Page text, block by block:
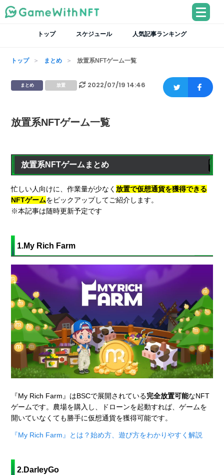
トップ スケジュール 人気記事ランキング
トップ まとめ 放置系NFTゲーム一覧
まとめ 放置 2022/07/19 14:46
放置系NFTゲーム一覧
放置系NFTゲームまとめ
忙しい人向けに、作業量が少なく放置で仮想通貨を獲得できる
NFTゲームをピックアップしてご紹介します。
※本記事は随時更新予定です
1.My Rich Farm
『My Rich Farm』はBSCで展開されている完全放置可能なNFT
ゲームです。農場を購入し、ドローンを起動すれば、ゲームを
開いていなくても勝手に仮想通貨を獲得可能です。
『My Rich Farm』とは？始め方、遊び方をわかりやすく解説
2.DarleyGo